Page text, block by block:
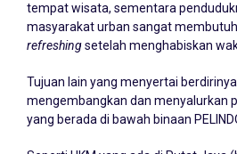
tempat wisata, sementara
masyarakat urban sangat
refreshingsetelah menghabiskan
Tujuan lain yang menyertai
mengembangkan dan menyalurkan
yang berada di bawah binaan PELINDO